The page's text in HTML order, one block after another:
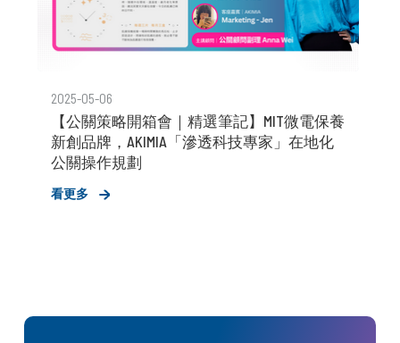
2025-05-06
【公關策略開箱會｜精選筆記】MIT微電保養
新創品牌，AKIMIA「滲透科技專家」在地化
公關操作規劃
看更多